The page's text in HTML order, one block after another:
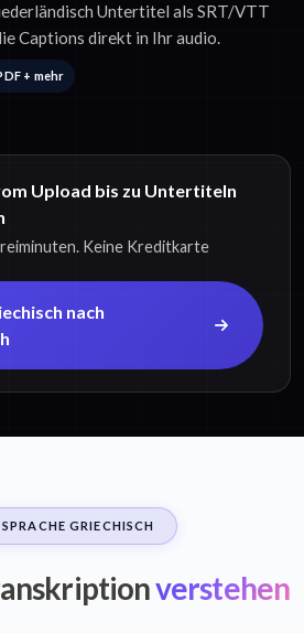
Untertitel als SRT/VTT
Captions direkt in Ihr audio.
+ mehr
Upload bis zu Untertiteln
Keine Kreditkarte
nach
GRIECHISCH
verstehen